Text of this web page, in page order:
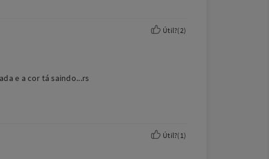
e a cor tá saindo...rs
Útil?(2)
Útil?( 1)